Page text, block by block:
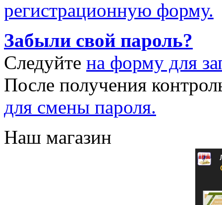
регистрационную форму.
Забыли свой пароль?
Следуйте на форму для
После получения
для смены пароля.
Наш магазин